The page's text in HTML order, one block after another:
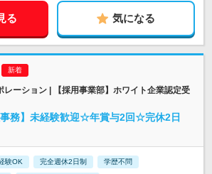
る 気になる
レーション | 【採用事業部】ホワイト企業認定受
務】未経験歓迎☆年賞与2回☆完休2日
験OK 完全週休2日制 学歴不問